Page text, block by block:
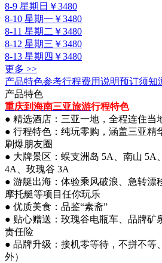
8-9 星期日 ￥3480
8-10 星期一 ￥3480
8-11 星期二 ￥3480
8-12 星期三 ￥3480
8-13 星期四 ￥3480
更多 >>
产品特色参考行程费用说明预订须知
产品特色
重庆到海南三亚旅游行程特色
● 精选酒店：三亚一地，全程连住当
● 行程特色：纯玩零购，涵盖三亚精
刷爆朋友圈
● 大牌景区：蜈支洲岛 5A、南山 5A
4A、玫瑰谷 3A
● 游艇出海：体验乘风破浪、急转漂
摩托艇等项目任你玩乐
● 优质美食：品鉴“素斋”
● 贴心赠送：玫瑰谷电瓶车、品牌矿
责任险
● 品牌升级：接机零等待，不拼不等
外）